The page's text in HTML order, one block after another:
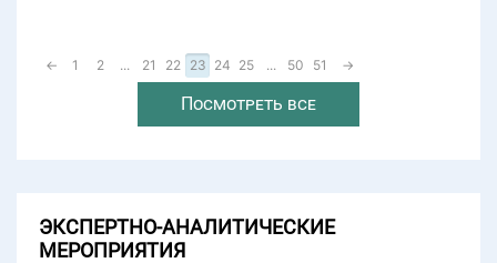
← 1 2 ... 21 22 23 24 25 ... 50 51 →
Посмотреть все
ЭКСПЕРТНО-АНАЛИТИЧЕСКИЕ
МЕРОПРИЯТИЯ